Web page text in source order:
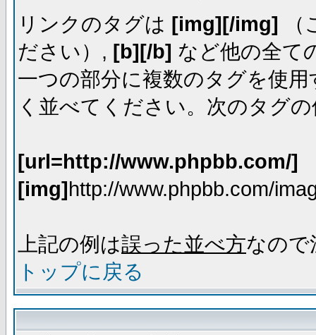
リンクのタグは [img][/img] （
ださい）, [b][/b] など他の全て
一つの部分に複数のタグを使
く並べてください。次のタグ
[url=http://www.phpbb.com/]
[img]http://www.phpbb.com/
上記の例は誤った並べ方なので
トップに戻る